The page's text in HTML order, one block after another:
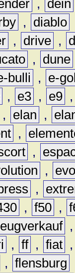
, dein
, diablo
, drive ,
, dune
bulli ,
e-
, e3 , e9
, elan ,
,
,
,
,
, f50 ,
, ff , fiat
, flensburg